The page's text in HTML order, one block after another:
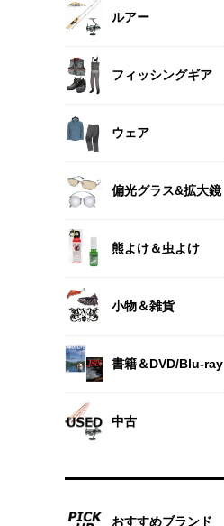
ルアー
フィッシングギア
ウェア
偏光グラス&拡大鏡
熊よけ＆虫よけ
小物＆雑貨
書籍＆DVD/Blu-ray
中古
おすすめブランド